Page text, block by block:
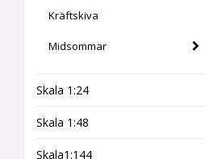
Kräftskiva
Midsommar
Skala 1:24
Skala 1:48
Skala1:144